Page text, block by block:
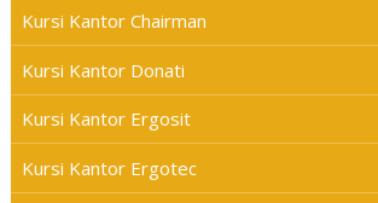
Kursi Kantor Chairman
Kursi Kantor Donati
Kursi Kantor Ergosit
Kursi Kantor Ergotec